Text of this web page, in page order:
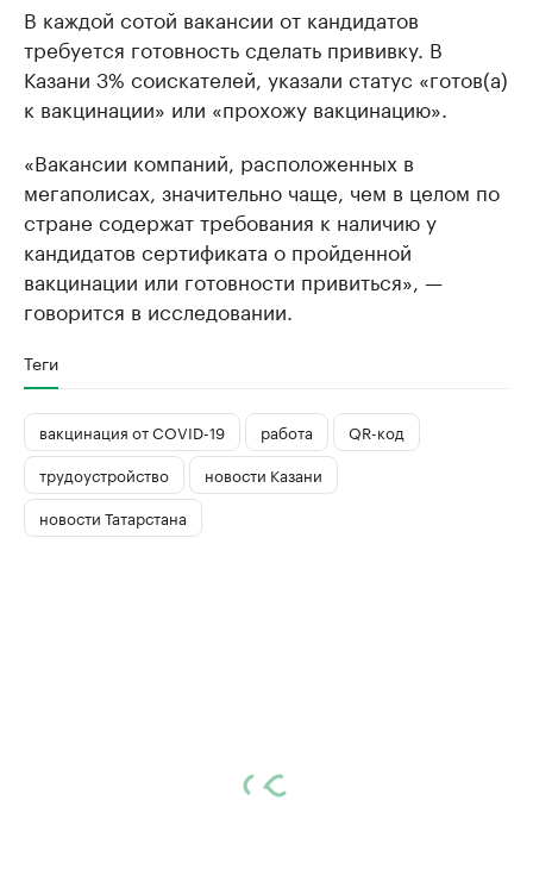
В каждой сотой вакансии от кандидатов
требуется готовность сделать прививку. В
Казани 3% соискателей, указали статус «готов(а)
к вакцинации» или «прохожу вакцинацию».
«Вакансии компаний, расположенных в
мегаполисах, значительно чаще, чем в целом по
стране содержат требования к наличию у
кандидатов сертификата о пройденной
вакцинации или готовности привиться», —
говорится в исследовании.
Теги
вакцинация от COVID-19 работа
QR-код
трудоустройство
новости Казани
новости Татарстана